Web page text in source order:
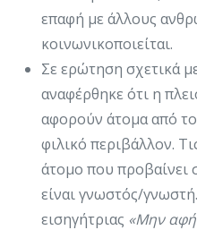
επαφή με άλλους
κοινωνικοποιείται.
Σε ερώτηση σχετικά
αναφέρθηκε ότι η
αφορούν άτομα από
φιλικό περιβάλλον.
άτομο που προβαίνει
είναι γνωστός/
εισηγήτριας «Μην